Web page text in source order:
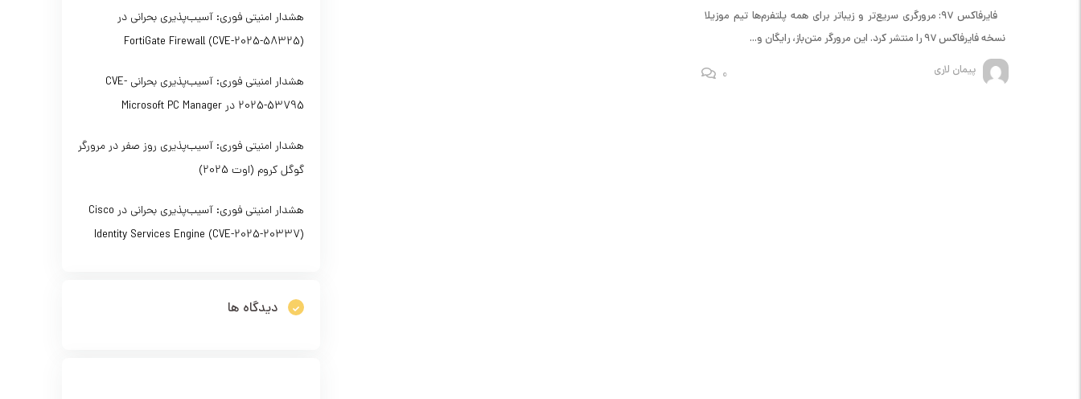
فایرفاکس ۹۷: مرورگری سریع‌تر و زیباتر برای همه پلتفرم‌ها تیم موزیلا
نسخه فایرفاکس ۹۷ را منتشر کرد. این مرورگر متن‌باز، رایگان و...
پیمان لاری
0
هشدار امنیتی فوری: آسیب‌پذیری بحرانی در
FortiGate Firewall (CVE-2025-58325)
هشدار امنیتی فوری: آسیب‌پذیری بحرانی CVE-
2025-53795 در Microsoft PC Manager
هشدار امنیتی فوری: آسیب‌پذیری روز صفر در مرورگر
گوگل کروم (اوت 2025)
هشدار امنیتی فوری: آسیب‌پذیری بحرانی در Cisco
Identity Services Engine (CVE-2025-20337)
دیدگاه ها